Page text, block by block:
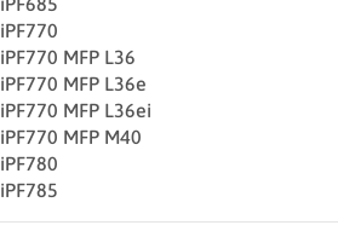
MFP L36
MFP L36e
MFP L36ei
MFP M40